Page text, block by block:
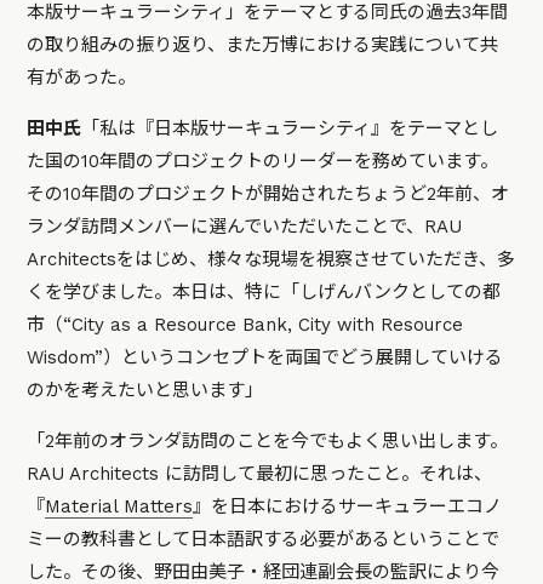
本版サーキュラーシティ」をテーマとする同氏の過去3年間
の取り組みの振り返り、また万博における実践について共
有があった。
田中氏 「私は『日本版サーキュラーシティ』をテーマとし
た国の10年間のプロジェクトのリーダーを務めています。
その10年間のプロジェクトが開始されたちょうど2年前、オ
ランダ訪問メンバーに選んでいただいたことで、RAU
Architectsをはじめ、様々な現場を視察させていただき、多
くを学びました。本日は、特に「しげんバンクとしての都
市（“City as a Resource Bank, City with Resource
Wisdom”）というコンセプトを両国でどう展開していける
のかを考えたいと思います」
「2年前のオランダ訪問のことを今でもよく思い出します。
RAU Architects に訪問して最初に思ったこと。それは、
『Material Matters』を日本におけるサーキュラーエコノ
ミーの教科書として日本語訳する必要があるということで
した。その後、野田由美子・経団連副会長の監訳により今